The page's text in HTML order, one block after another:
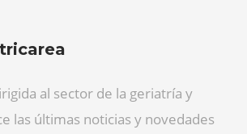
al sector de la geriatría y
las últimas noticias y novedades